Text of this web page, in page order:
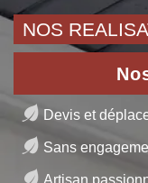
NOS
Devis et
Sans
Artisan